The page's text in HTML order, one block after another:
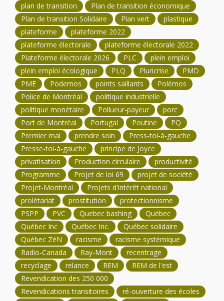
plan de transition
Plan de transition économique
Plan de transition Solidaire
Plan vert
plastique
plateforme
plateforme 2022
plateforme électorale
plateforme électorale 2022
Plateforme électorale 2026
PLC
plein emploi
plein emploi écologique
PLQ Pluricrise
PMD
PME
Podemos points saillants
Polémos
Police de Montréal
politique industrielle
politique monétaire
Pollueur-payeur
porc
Port de Montréal
Portugal Poutine
PQ
Premier mai
prendre soin
Press-toi-à-gauche
Presse-toi-à-gauche
principe de Joyce
privatisation
Production circulaire
productivité
Programme
Projet de loi 69
projet de société
Projet-Montréal
Projets d'intérêt national
prolétariat
prostitution
protectionnisme
PSPP
PVC Quebec bashing
Québec
Québec Inc
Québec Inc.
Québec solidaire
Québec ZéN
racisme
racisme systémique
Radio-Canada
Ray-Mont
recentrage
recyclage
relance REM
REM de l'est
Revendication des 250 000
Revendications transitoires
ré-ouverture des écoles